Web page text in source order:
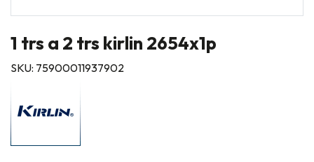
1 trs a 2 trs kirlin 2654x1p
SKU: 75900011937902